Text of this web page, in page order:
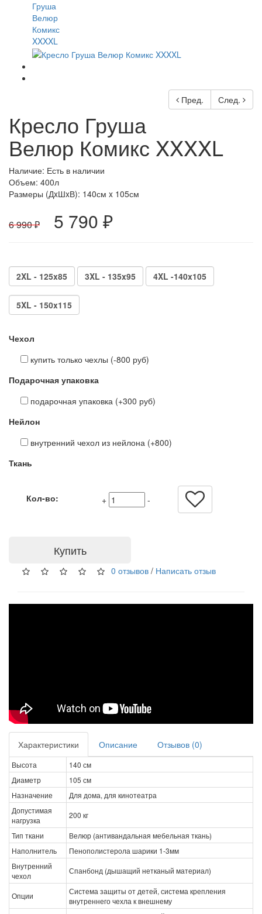
Пред. След.
Кресло Груша
Велюр Комикс XXXXL
Наличие: Есть в наличии
Объем: 400л
Размеры (ДxШxВ): 140см x 105см
6 990 ₽ 5 790 ₽
2XL - 125x85 3XL - 135x95 4XL -140x105
5XL - 150x115
Чехол
купить только чехлы (-800 руб)
Подарочная упаковка
подарочная упаковка (+300 руб)
Нейлон
внутренний чехол из нейлона (+800)
Ткань
Кол-во: + -
Купить
0 отзывов / Написать отзыв
Характеристики Описание Отзывов (0)
Высота
140 см
Диаметр
105 см
Назначение
Для дома, для кинотеатра
Допустимая
нагрузка
200 кг
Тип ткани
Велюр (антивандальная мебельная ткань)
Наполнитель
Пенополистерола шарики 1-3мм
Внутренний
чехол
Спанбонд (дышащий нетканый материал)
Опции
Система защиты от детей, система крепления
внутреннего чехла к внешнему